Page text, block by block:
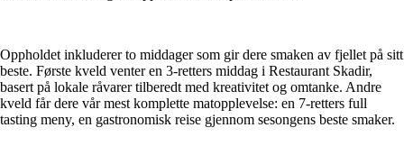
Oppholdet inkluderer to middager som gir dere smaken av fjellet på sitt
beste. Første kveld venter en 3-retters middag i Restaurant Skadir,
basert på lokale råvarer tilberedt med kreativitet og omtanke. Andre
kveld får dere vår mest komplette matopplevelse: en 7-retters full
tasting meny, en gastronomisk reise gjennom sesongens beste smaker.